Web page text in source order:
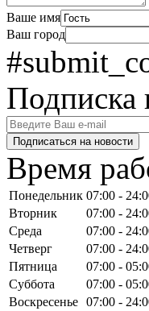
Ваше имя
Ваш город
Подписка
Подписаться на новости
Время
Понедельник 07:00 -
Вторник
07:00 -
Среда
07:00 -
Четверг
07:00 -
Пятница
07:00 -
Суббота
07:00 -
Воскресенье 07:00 -